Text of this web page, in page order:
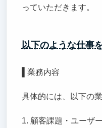
っていただきます。
以下のような仕事
▌業務内容
具体的には、以下の
1. 顧客課題・ユーザ